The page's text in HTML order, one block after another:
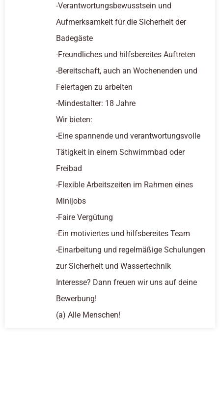
-Verantwortungsbewusstsein und
Aufmerksamkeit für die Sicherheit der
Badegäste
-Freundliches und hilfsbereites Auftreten
-Bereitschaft, auch an Wochenenden und
Feiertagen zu arbeiten
-Mindestalter: 18 Jahre
Wir bieten:
-Eine spannende und verantwortungsvolle
Tätigkeit in einem Schwimmbad oder
Freibad
-Flexible Arbeitszeiten im Rahmen eines
Minijobs
-Faire Vergütung
-Ein motiviertes und hilfsbereites Team
-Einarbeitung und regelmäßige Schulungen
zur Sicherheit und Wassertechnik
Interesse? Dann freuen wir uns auf deine
Bewerbung!
(a) Alle Menschen!